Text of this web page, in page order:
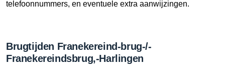
telefoonnummers, en eventuele extra aanwijzingen.
Brugtijden Franekereind-brug-/-
Franekereindsbrug,-Harlingen